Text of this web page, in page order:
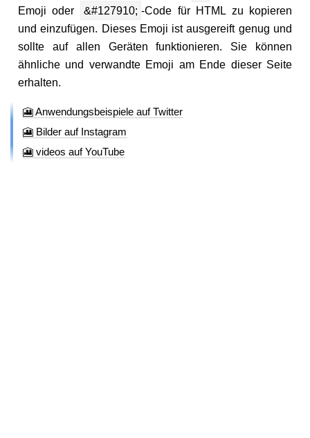
Emoji oder
&#127910; -Code für HTML zu kopieren
und einzufügen. Dieses Emoji ist ausgereift genug und
sollte auf allen Geräten funktionieren. Sie können
ähnliche und verwandte Emoji am Ende dieser Seite
erhalten.
🎦 Anwendungsbeispiele auf Twitter
🎦 Bilder auf Instagram
🎦 videos auf YouTube